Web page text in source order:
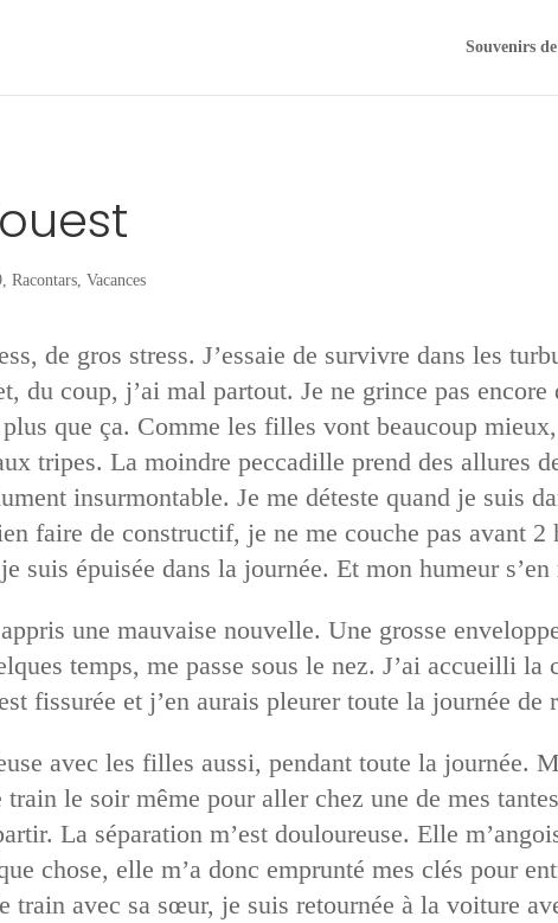
Souvenirs de
,Racontars ,Vacances
de gros stress. J’essaie de survivre dans les
du coup, j’ai mal partout. Je ne grince pas
que ça. Comme les filles vont beaucoup
tripes. La moindre peccadille prend des allures
insurmontable. Je me déteste quand je suis
faire de constructif, je ne me couche pas avant
suis épuisée dans la journée. Et mon humeur s’en
une mauvaise nouvelle. Une grosse
temps, me passe sous le nez. J’ai accueilli
fissurée et j’en aurais pleurer toute la journée
avec les filles aussi, pendant toute la journée.
train le soir même pour aller chez une de mes
La séparation m’est douloureuse. Elle
chose, elle m’a donc emprunté mes clés pour
train avec sa sœur, je suis retournée à la voiture